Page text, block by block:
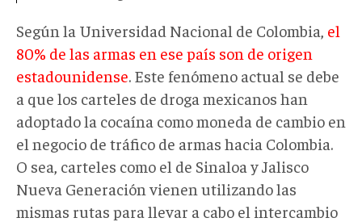
Según la Universidad Nacional de Colombia, el
80% de las armas en ese país son de origen
estadounidense. Este fenómeno actual se debe
a que los carteles de droga mexicanos han
adoptado la cocaína como moneda de cambio en
el negocio de tráfico de armas hacia Colombia.
O sea, carteles como el de Sinaloa y Jalisco
Nueva Generación vienen utilizando las
mismas rutas para llevar a cabo el intercambio